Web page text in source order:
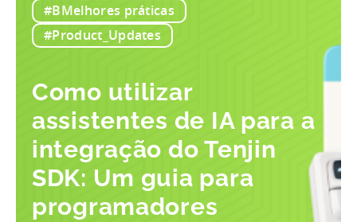
#BMelhores práticas
#Product_Updates
Como utilizar
assistentes de IA para a
integração do Tenjin
SDK: Um guia para
programadores